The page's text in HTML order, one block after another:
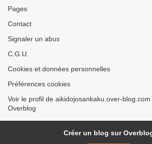
Pages
Contact
Signaler un abus
C.G.U.
Cookies et données personnelles
Préférences cookies
Voir le profil de aikidojosankaku.over-
Overblog
Créer un blog sur